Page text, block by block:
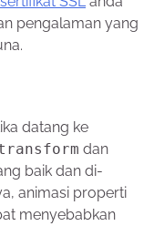
pengalaman yang
datang ke
dan
baik dan di-
animasi properti
menyebabkan